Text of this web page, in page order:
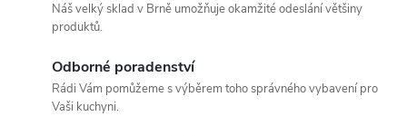
Náš velký sklad v Brně umožňuje okamžité odeslání většiny
produktů.
Odborné poradenství
Rádi Vám pomůžeme s výběrem toho správného vybavení pro
Vaši kuchyni.